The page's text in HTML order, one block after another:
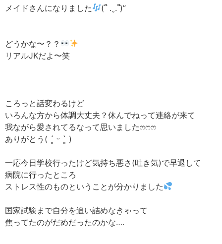
メイドさんになりました (՞ .ˬ.՞)”‬
どうかな〜？？
リアルJKだよ〜笑
ころっと話変わるけど
いろんな方から体調大丈夫？休んでねって連絡が来て
我ながら愛されてるなって思いました‪ෆ‪‪ෆ‪‪ෆ‪
ありがとう( ´͈ ᵕ `͈ )
一応今日学校行ったけど気持ち悪さ(吐き気)で早退して
病院に行ったところ
ストレス性のものということが分かりました
国家試験まで自分を追い詰めなきゃって
焦ってたのがだめだったのかな….